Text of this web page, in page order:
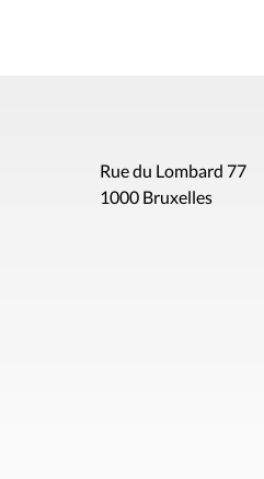
Rue du Lombard 77
1000 Bruxelles